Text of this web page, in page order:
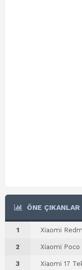
ÖNE ÇIKANLAR
1 Xiaomi
2 Xiaomi
3 Xiaomi 17